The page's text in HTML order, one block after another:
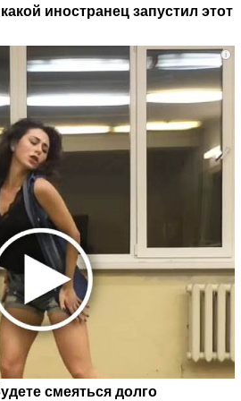
иностранец запустил этот
i
смеяться долго